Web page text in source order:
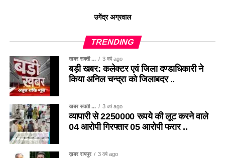
उगेंद्र अग्रवाल
TRENDING
खबर सक्ती ... 3 वर्ष ago
बड़ी खबर: कलेक्टर एवं जिला दण्डाधिकारी ने
किया अनिल चन्द्रा को जिलाबदर ..
खबर सक्ती ... 3 वर्ष ago
व्यापारी से 2250000 रूपये की लूट करने वाले
04 आरोपी गिरफ्तार 05 आरोपी फरार ..
ख़बर रायपुर 3 वर्ष ago